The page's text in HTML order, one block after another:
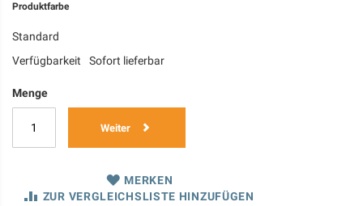
Produktfarbe
Standard
Verfügbarkeit
Sofort lieferbar
Menge
Weiter
MERKEN
ZUR VERGLEICHSLISTE HINZUFÜGEN